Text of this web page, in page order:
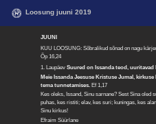
Loosung juuni 2019
JUUNI
KUU LOOSUNG: Sõbralikud sõnad on nagu
Õp 16,24
1. LaupäevSuured on Issanda teod, uuritavad
Meie Issanda Jeesuse Kristuse Jumal,
tema tunnetamises.Ef 1,17
Kes oleks, Issand, Sinu sarnane? Sest Sina oled
puhas, kes ristiti; elav, kes suri; kuningas, kes
Sinu kirkus!
Efraim Süürlane